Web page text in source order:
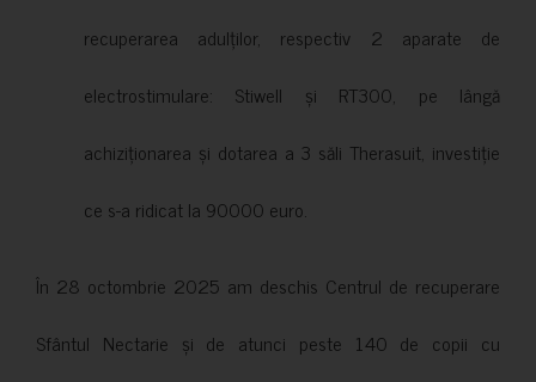
recuperarea adulților, respectiv 2 aparate de
electrostimulare: Stiwell și RT300, pe lângă
achiziționarea și dotarea a 3 săli Therasuit, investiție
ce s-a ridicat la 90000 euro.
În 28 octombrie 2025 am deschis Centrul de recuperare
Sfântul Nectarie și de atunci peste 140 de copii cu